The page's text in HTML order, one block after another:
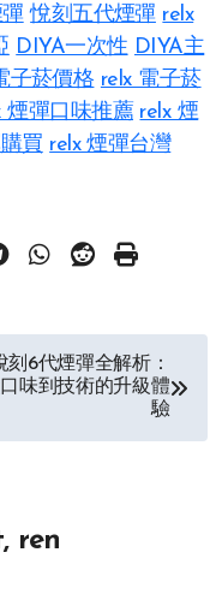
悅刻五代煙彈 relx
DIYA一次性 DIYA主
子菸價格 relx 電子菸
煙彈口味推薦 relx 煙
買 relx 煙彈台灣
刻6代煙彈全解析：
味到技術的升級體
驗
ren